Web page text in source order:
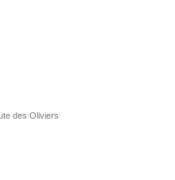
des Oliviers